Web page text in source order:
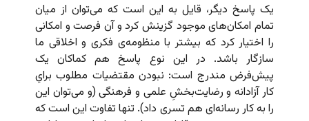
یک پاسخ دیگر، قایل به این است که می‌توان از میان
تمام امکان‌های موجود گزینش کرد و آن فرصت و امکانی
را اختیار کرد که بیشتر با منظومه‌ی فکری و اخلاقی ما
سازگار باشد. در این نوع پاسخ هم کماکان یک
پیش‌فرض مندرج است: نبودن مقتضیات مطلوب برایِ
کار آزادانه و رضایت‌بخشِ علمی و فرهنگی (و می‌توان این
را به کار رسانه‌ای هم تسری داد). تنها تفاوت این است که